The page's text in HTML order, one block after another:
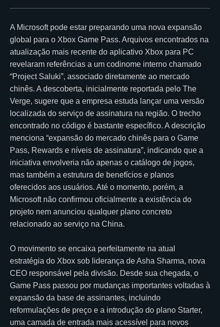
A Microsoft pode estar preparando uma nova expansão
global para o Xbox Game Pass. Arquivos encontrados na
atualização mais recente do aplicativo Xbox para PC
revelaram referências a um codinome interno chamado
“Project Saluki”, associado diretamente ao mercado
chinês. A descoberta, inicialmente reportada pelo The
Verge, sugere que a empresa estuda lançar uma versão
localizada do serviço de assinatura na região. O trecho
encontrado no código é bastante específico. A descrição
menciona “expansão do mercado chinês para o Game
Pass, Rewards e níveis de assinatura”, indicando que a
iniciativa envolveria não apenas o catálogo de jogos,
mas também a estrutura de benefícios e planos
oferecidos aos usuários. Até o momento, porém, a
Microsoft não confirmou oficialmente a existência do
projeto nem anunciou qualquer plano concreto
relacionado ao serviço na China.
O movimento se encaixa perfeitamente na atual
estratégia do Xbox sob liderança de Asha Sharma, nova
CEO responsável pela divisão. Desde sua chegada, o
Game Pass passou por mudanças importantes voltadas à
expansão da base de assinantes, incluindo
reformulações de preço e a introdução do plano Starter,
uma camada de entrada mais acessível para novos